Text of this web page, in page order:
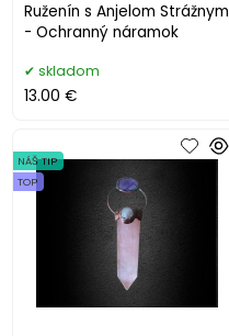
Ruženín s Anjelom Strážnym
- Ochranný náramok
skladom
13.00 €
NÁŠ TIP
TOP